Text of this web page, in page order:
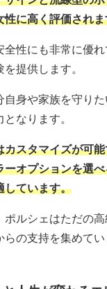
性に高く評価され
全性にも非常に優
提供します。
自身や家族を守り
なります。
カスタマイズが可
ーオプションを選
しています。
ポルシェはただの
の支持を集めてい